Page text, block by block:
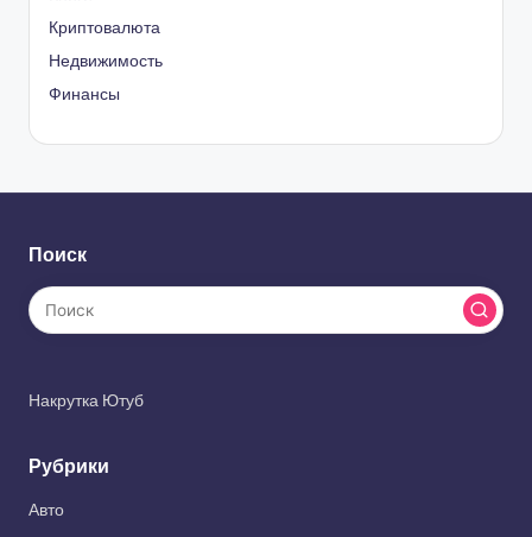
Криптовалюта
Недвижимость
Финансы
Поиск
Накрутка Ютуб
Рубрики
Авто